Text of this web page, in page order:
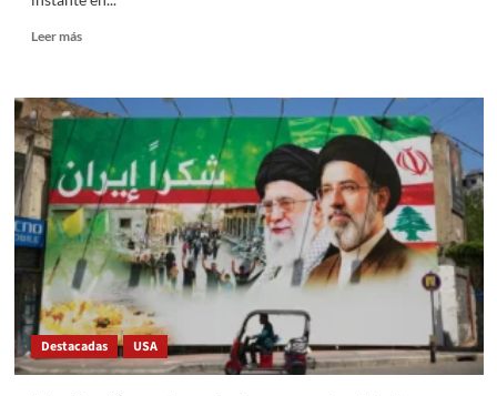
Leer másRead
Presentan
formalmente
demanda
contra
Maduro
en
un
tribunal
de
Brooklyn
por
cargos
de
Destacadas USA